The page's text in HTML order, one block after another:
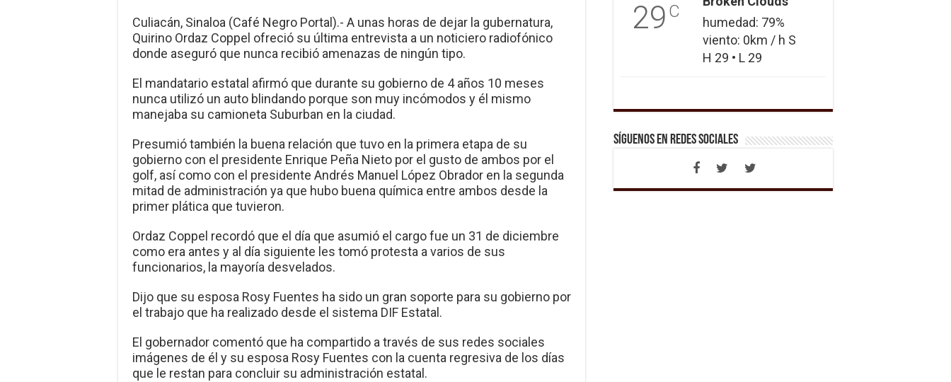
Culiacán, Sinaloa (Café Negro Portal).- A unas horas de dejar la gubernatura,
Quirino Ordaz Coppel ofreció su última entrevista a un noticiero radiofónico
donde aseguró que nunca recibió amenazas de ningún tipo.
El mandatario estatal afirmó que durante su gobierno de 4 años 10 meses
nunca utilizó un auto blindando porque son muy incómodos y él mismo
manejaba su camioneta Suburban en la ciudad.
Presumió también la buena relación que tuvo en la primera etapa de su
gobierno con el presidente Enrique Peña Nieto por el gusto de ambos por el
golf, así como con el presidente Andrés Manuel López Obrador en la segunda
mitad de administración ya que hubo buena química entre ambos desde la
primer plática que tuvieron.
Ordaz Coppel recordó que el día que asumió el cargo fue un 31 de diciembre
como era antes y al día siguiente les tomó protesta a varios de sus
funcionarios, la mayoría desvelados.
Dijo que su esposa Rosy Fuentes ha sido un gran soporte para su gobierno por
el trabajo que ha realizado desde el sistema DIF Estatal.
El gobernador comentó que ha compartido a través de sus redes sociales
imágenes de él y su esposa Rosy Fuentes con la cuenta regresiva de los días
que le restan para concluir su administración estatal.
29 C
humedad: 79%
viento: 0km / h S
H 29 • L 29
Síguenos en Redes Sociales